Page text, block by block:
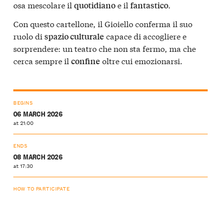
osa mescolare il quotidianoe il fantastico.
Con questo cartellone, il Gioiello conferma il suo
ruolo di spazio culturale capace di accogliere e
sorprendere: un teatro che non sta fermo, ma che
cerca sempre il confine oltre cui emozionarsi.
BEGINS
06 MARCH 2026
at 21:00
ENDS
08 MARCH 2026
at 17:30
HOW TO PARTICIPATE